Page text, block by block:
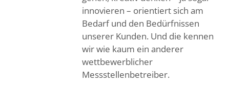
innovieren – orientiert sich am
Bedarf und den Bedürfnissen
unserer Kunden. Und die kennen
wir wie kaum ein anderer
wettbewerblicher
Messstellenbetreiber.